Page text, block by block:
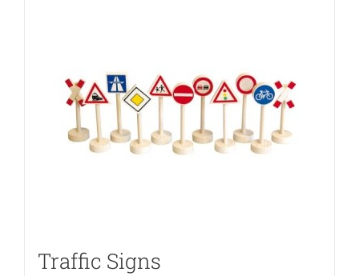
Traffic Signs